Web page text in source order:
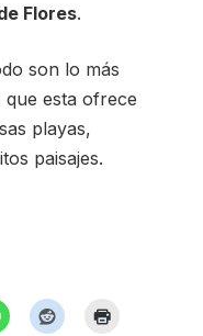
Flores.
son lo más
esta ofrece
playas,
paisajes.